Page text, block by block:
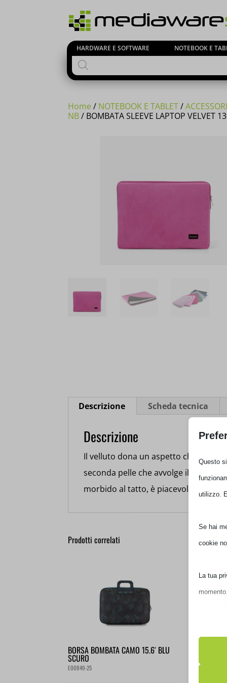
HARDWARE E SOFTWARE NOTEBOOK E
Products
search
Home/ NOTEBOOK E TABLET/
NB/ BOMBATA SLEEVE LAPTOP VELVET
Descrizione Scheda tecnica
Descrizione
Il velluto dona un aspetto chic e
seconda pelle che avvolge il laptop. Il
morbido al tatto, è piacevole da
Prodotti correlati
BORSA BOMBATA CAMO 15.6′ BLU
SCURO
E00849-25
23
Questo
utilizzo.
Se hai
cookie
La tua